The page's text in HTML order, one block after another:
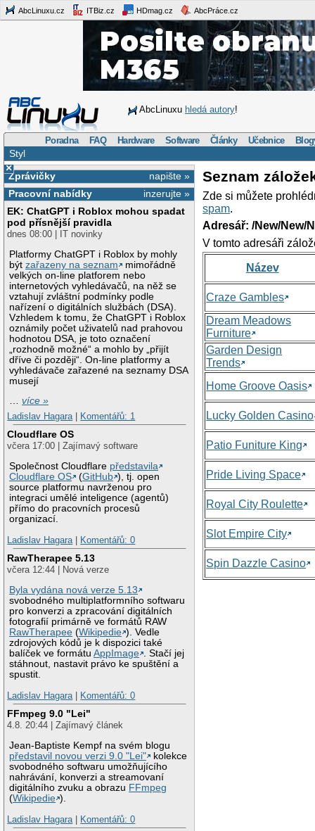
AbcLinuxu.cz ITBiz.cz HDmag.cz AbcPráce.cz
AbcLinuxu hledá autory!
Poradna FAQ Hardware Software Články Učebnice
Styl
×
napište »
Zprávičky
inzerujte »
Pracovní nabídky
EK: ChatGPT i Roblox mohou spadat
pod přísnější pravidla
dnes 08:00 | IT novinky
Platformy ChatGPT i Roblox by mohly
býtzařazeny na seznam
mimořádně
velkých on-line platforem nebo
internetových vyhledávačů, na něž se
vztahují zvláštní podmínky podle
nařízení o digitálních službách (DSA).
Vzhledem k tomu, že ChatGPT i Roblox
oznámily počet uživatelů nad prahovou
hodnotou DSA, je toto označení
„rozhodně možné“ a mohlo by „přijít
dříve či později“. On-line platformy a
vyhledávače zařazené na seznamy DSA
musejí
…více »
Ladislav Hagara
Komentářů: 1
Cloudflare OS
včera 17:00 | Zajímavý software
Společnost Cloudflare představila
Cloudflare OS
(GitHub ), tj. open
source platformu navrženou pro
integraci umělé inteligence (agentů)
přímo do pracovních procesů
organizací.
Ladislav Hagara
Komentářů: 0
RawTherapee 5.13
včera 12:44 | Nová verze
Byla vydána nová verze 5.13
svobodného multiplatformního softwaru
pro konverzi a zpracování digitálních
fotografií primárně ve formátů RAW
RawTherapee (Wikipedie ). Vedle
zdrojových kódů je k dispozici také
balíček ve formátuAppImage . Stačí jej
stáhnout, nastavit právo ke spuštění a
spustit.
Ladislav Hagara
Komentářů: 0
FFmpeg 9.0 "Lei"
4.8. 20:44 | Zajímavý článek
Jean-Baptiste Kempf na svém blogu
představil novou verzi 9.0 "Lei"
kolekce
svobodného softwaru umožňujícího
nahrávání, konverzi a streamovaní
digitálního zvuku a obrazu FFmpeg
(Wikipedie ).
Ladislav Hagara
Komentářů: 0
Seznam
Zde si můžete
spam.
Adresář: /New/New/
V tomto adresáři
Název
Craze Gambles
Dream Meadows
Furniture
Garden Design
Trends
Home Groove Oasis
Lucky Golden Casino
Patio Funiture King
Pride Living Space
Royal City Roulette
Slot Empire City
Spin Dazzle Casino